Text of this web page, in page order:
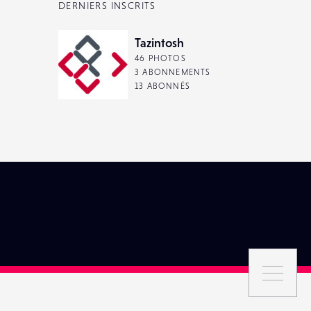
DERNIERS INSCRITS
Tazintosh
46 PHOTOS
3 ABONNEMENTS
13 ABONNÉS